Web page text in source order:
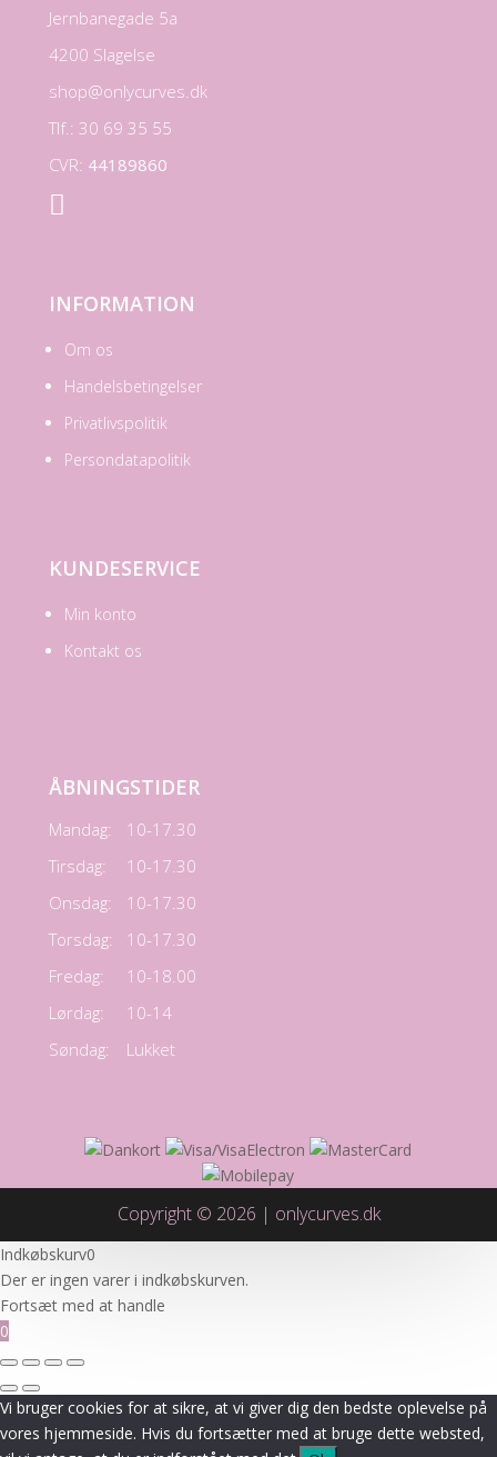
Jernbanegade 5a
4200 Slagelse
shop@onlycurves.dk
Tlf.: 30 69 35 55
CVR: 44189860

INFORMATION
Om os
Handelsbetingelser
Privatlivspolitik
Persondatapolitik
KUNDESERVICE
Min konto
Kontakt os
ÅBNINGSTIDER
Mandag:
10-17.30
Tirsdag:
10-17.30
Onsdag:
10-17.30
Torsdag:
10-17.30
Fredag:
10-18.00
Lørdag:
10-14
Søndag:
Lukket
Copyright © 2026 | onlycurves.dk
Indkøbskurv0
Der er ingen varer i indkøbskurven.
Fortsæt med at handle
0
Vi bruger cookies for at sikre, at vi giver dig den bedste oplevelse på
vores hjemmeside. Hvis du fortsætter med at bruge dette websted,